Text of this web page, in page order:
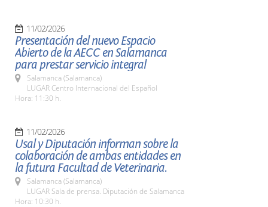
11/02/2026
Presentación del nuevo Espacio
Abierto de la AECC en Salamanca
para prestar servicio integral
Salamanca (Salamanca)
LUGAR Centro Internacional del Español
Hora: 11:30 h.
11/02/2026
Usal y Diputación informan sobre la
colaboración de ambas entidades en
la futura Facultad de Veterinaria.
Salamanca (Salamanca)
LUGAR Sala de prensa. Diputación de Salamanca
Hora: 10:30 h.